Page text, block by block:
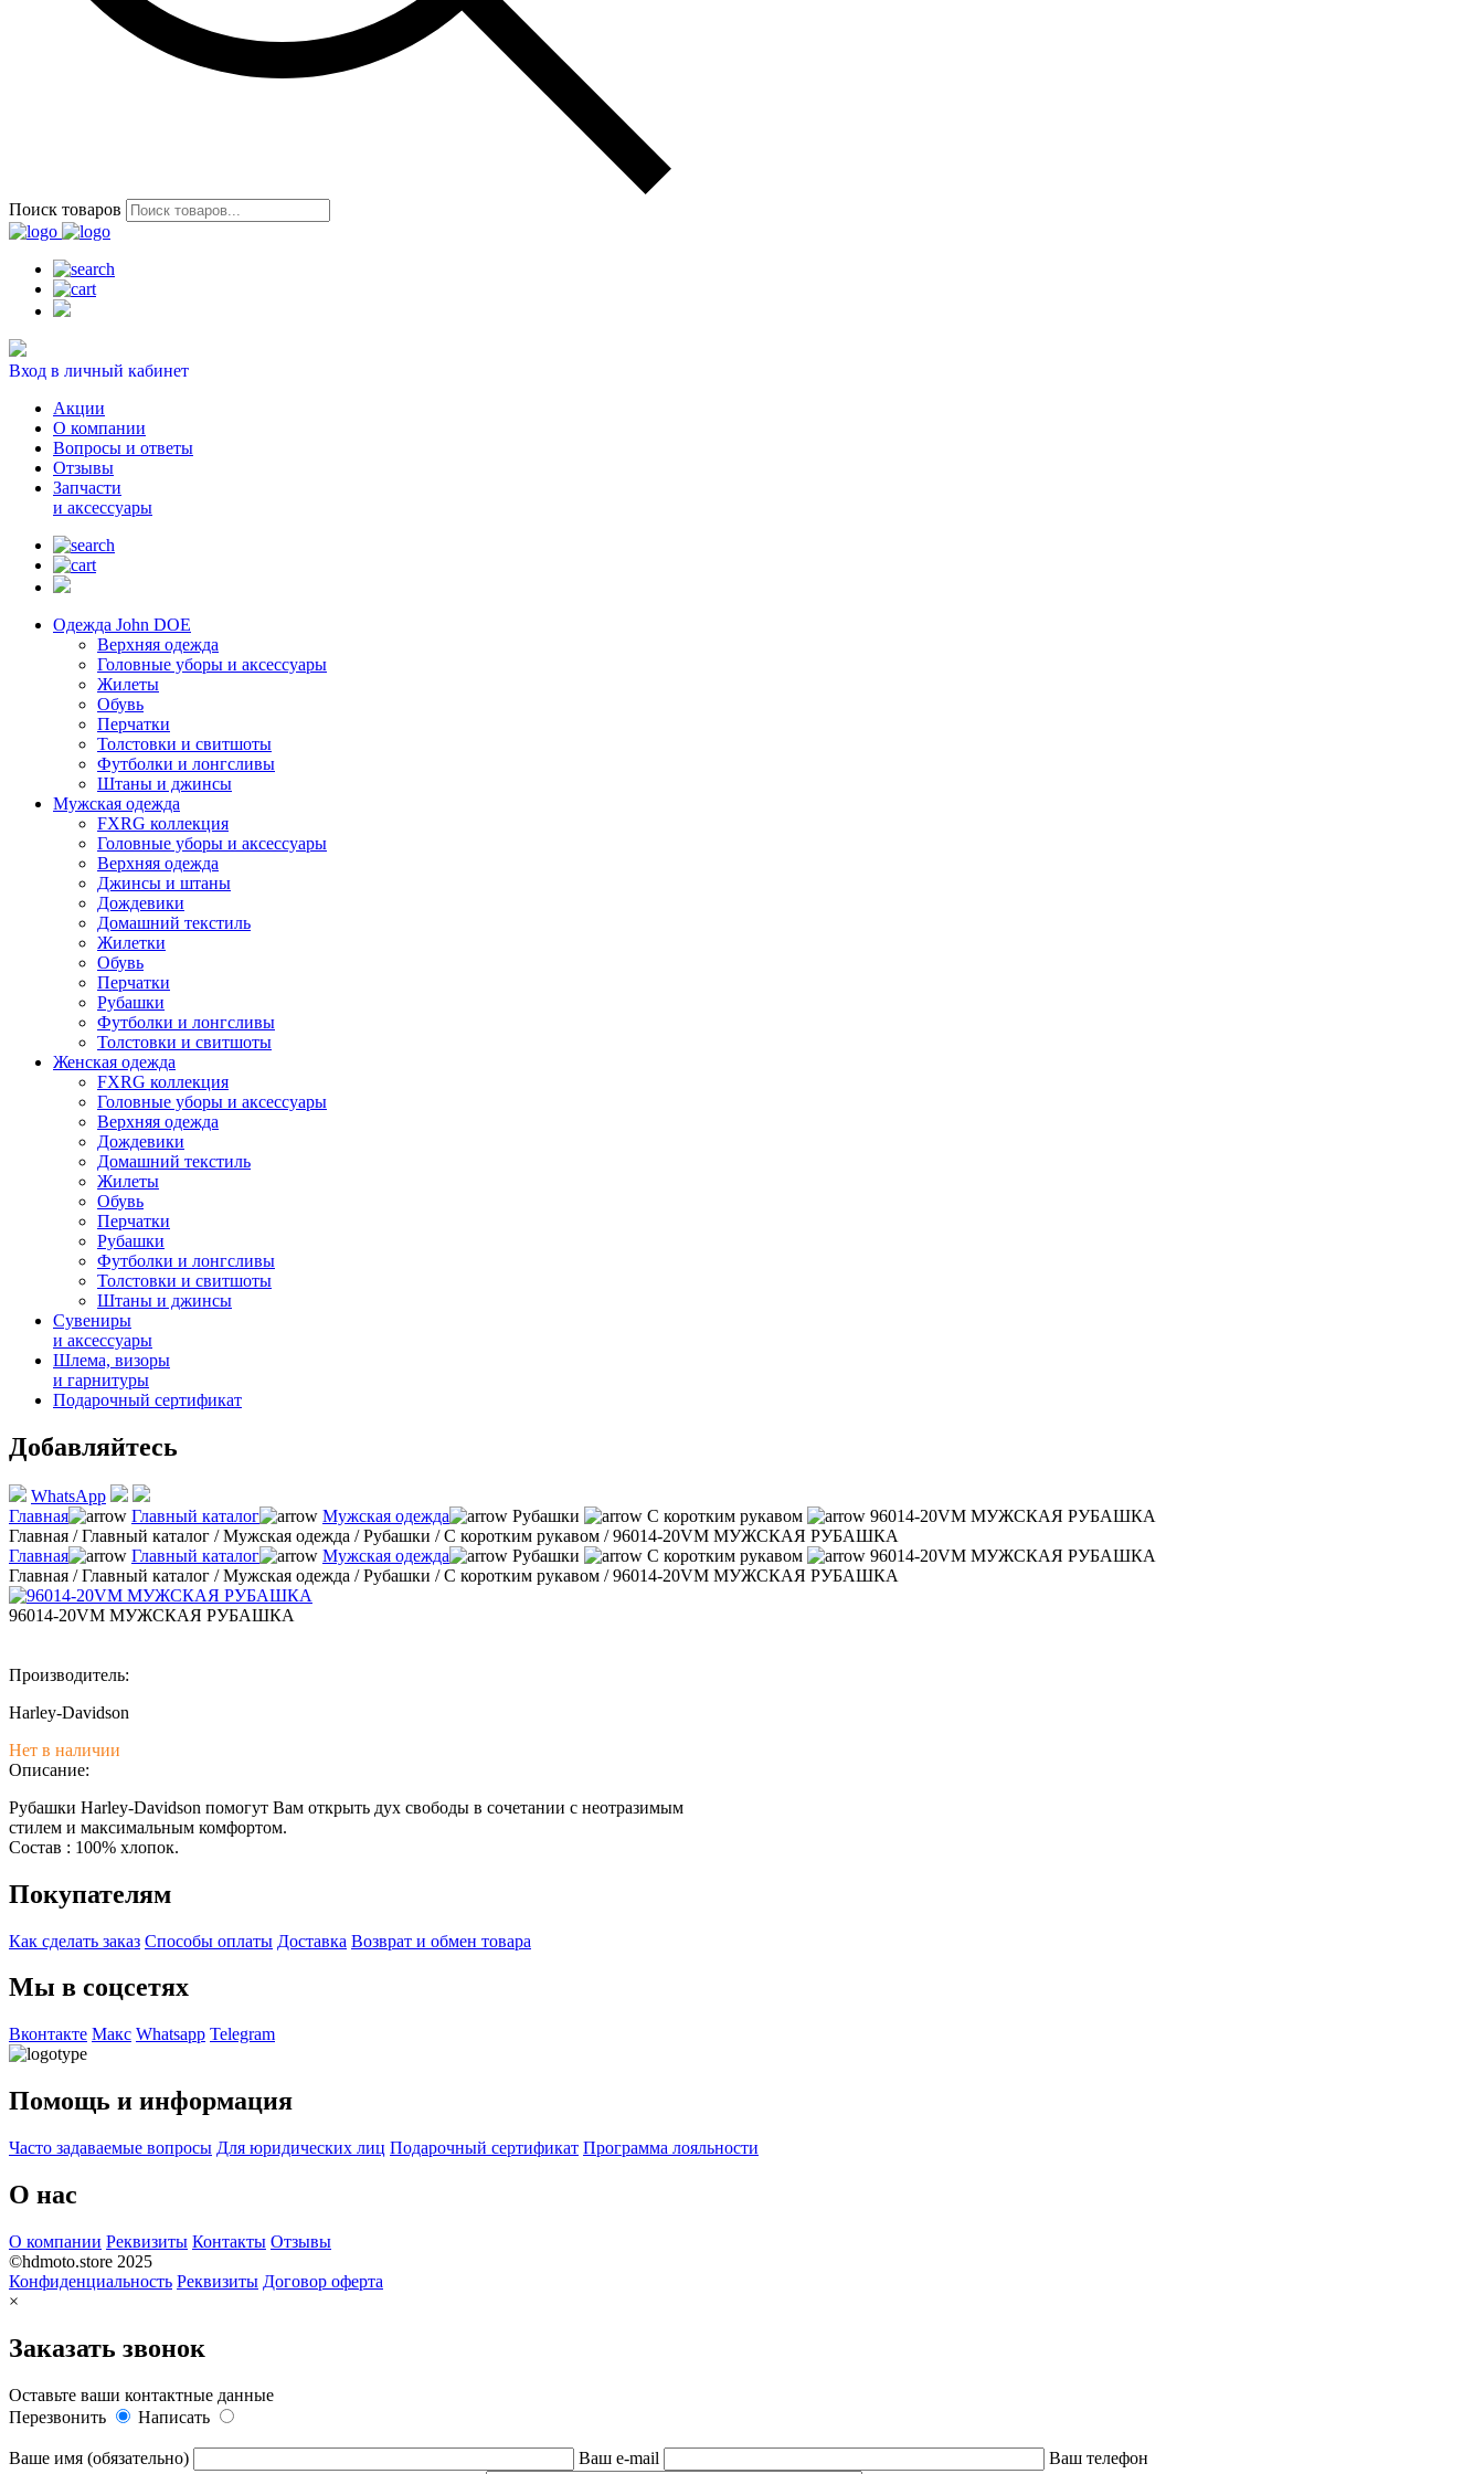
Поиск товаров
Вход в личный кабинет
Акции
О компании
Вопросы и ответы
Отзывы
Запчасти
и аксессуары
Одежда John DOE
Верхняя одежда
Головные уборы и аксессуары
Жилеты
Обувь
Перчатки
Толстовки и свитшоты
Футболки и лонгсливы
Штаны и джинсы
Мужская одежда
FXRG коллекция
Головные уборы и аксессуары
Верхняя одежда
Джинсы и штаны
Дождевики
Домашний текстиль
Жилетки
Обувь
Перчатки
Рубашки
Футболки и лонгсливы
Толстовки и свитшоты
Женская одежда
FXRG коллекция
Головные уборы и аксессуары
Верхняя одежда
Дождевики
Домашний текстиль
Жилеты
Обувь
Перчатки
Рубашки
Футболки и лонгсливы
Толстовки и свитшоты
Штаны и джинсы
Сувениры
и аксессуары
Шлема, визоры
и гарнитуры
Подарочный сертификат
Добавляйтесь
WhatsApp
Главная
Главный каталог Мужская одежда Рубашки С коротким рукавом
96014-20VM МУЖСКАЯ РУБАШКА
Главная /Главный каталог /Мужская одежда /Рубашки /С коротким рукавом /96014-20VM МУЖСКАЯ РУБАШКА
Главная
Главный каталог Мужская одежда Рубашки С коротким рукавом
96014-20VM МУЖСКАЯ РУБАШКА
Главная /Главный каталог /Мужская одежда /Рубашки /С коротким рукавом /96014-20VM МУЖСКАЯ РУБАШКА
96014-20VM МУЖСКАЯ РУБАШКА
Производитель:
Harley-Davidson
Нет в наличии
Описание:
Рубашки Harley-Davidson помогут Вам открыть дух свободы в сочетании с неотразимым
стилем и максимальным комфортом.
Состав : 100% хлопок.
Покупателям
Как сделать заказ Способы оплаты Доставка Возврат и обмен товара
Мы в соцсетях
Вконтакте Макс Whatsapp Telegram
Помощь и информация
Часто задаваемые вопросы Для юридических лиц Подарочный сертификат Программа лояльности
О нас
О компании Реквизиты Контакты Отзывы
©hdmoto.store 2025
Конфиденциальность Реквизиты Договор оферта
×
Заказать звонок
Оставьте ваши контактные данные
Перезвонить
Написать
Ваше имя (обязательно) Ваш e-mail Ваш телефон